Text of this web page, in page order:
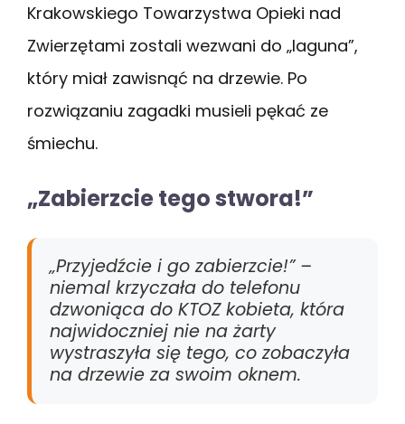
Krakowskiego Towarzystwa Opieki nad
Zwierzętami zostali wezwani do „laguna”,
który miał zawisnąć na drzewie. Po
rozwiązaniu zagadki musieli pękać ze
śmiechu.
„Zabierzcie tego stwora!”
„Przyjedźcie i go zabierzcie!” –
niemal krzyczała do telefonu
dzwoniąca do KTOZ kobieta, która
najwidoczniej nie na żarty
wystraszyła się tego, co zobaczyła
na drzewie za swoim oknem.